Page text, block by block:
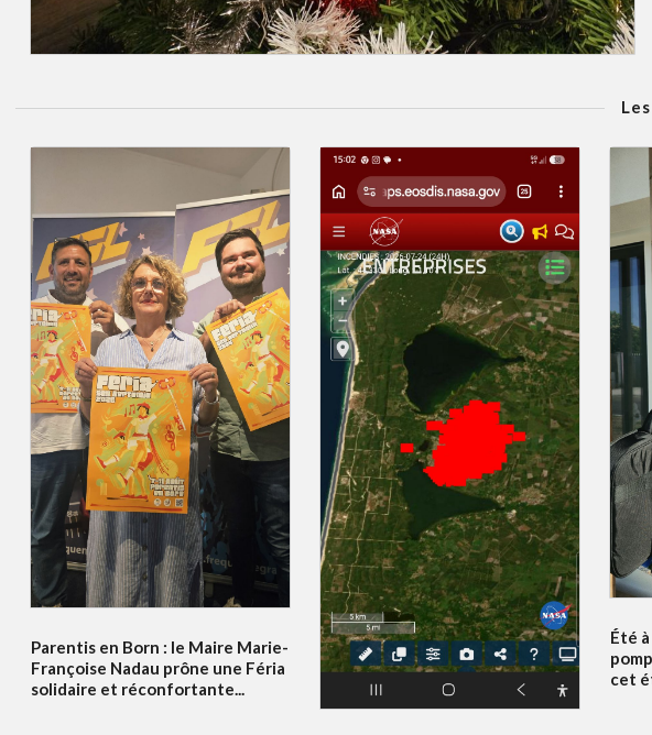
Parentis en Born : le Maire Marie-
Françoise Nadau prône une Féria
solidaire et réconfortante...
Été
cet